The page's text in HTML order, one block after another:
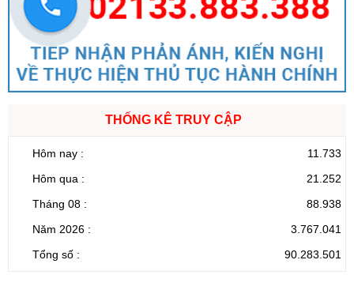
THỐNG KÊ TRUY CẬP
Hôm nay :
11.733
Hôm qua :
21.252
Tháng 08 :
88.938
Năm 2026 :
3.767.041
Tổng số :
90.283.501